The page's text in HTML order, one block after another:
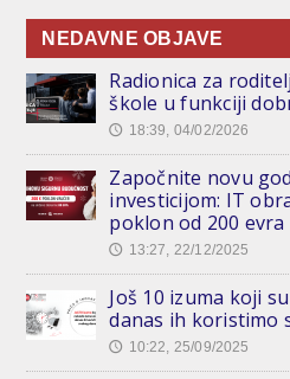
NEDAVNE OBJAVE
Radionica za
škole u funkciji
🕔 18:39, 04/02/2026
Započnite novu
investicijom: IT
poklon od 200 evra
🕔 13:27, 22/12/2025
Još 10 izuma koji
danas ih koristimo
🕔 10:22, 25/09/2025